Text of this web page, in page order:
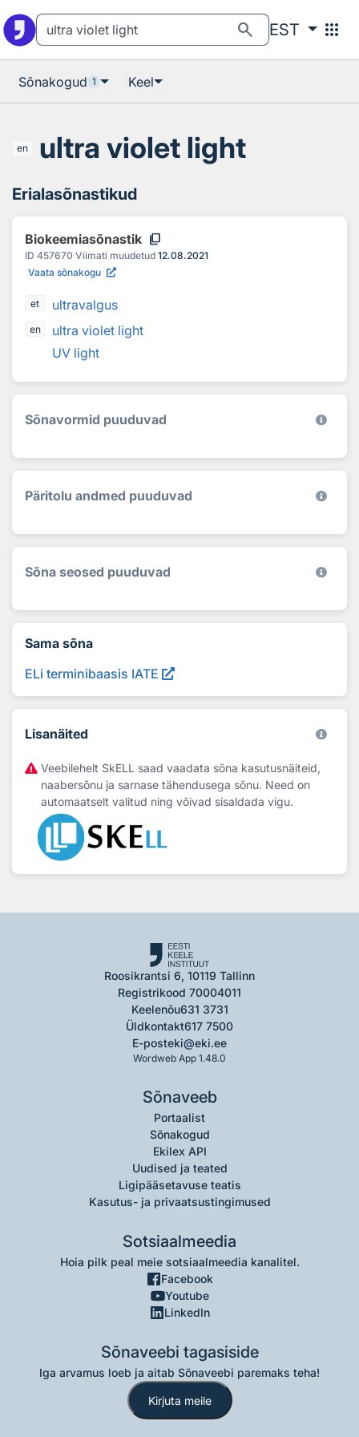
search EST apps
Sõnakogud 1 Keel
en ultra violet light
Erialasõnastikud
Biokeemiasõnastik content_copy
ID 457670 Viimati muudetud 12.08.2021
Vaata sõnakogu
et ultravalgus
en
ultra violet light
UV light
Sõnavormid puuduvad
Päritolu andmed puuduvad
Sõna seosed puuduvad
Sama sõna
ELi terminibaasis IATE
Lisanäited
Veebilehelt SkELL saad vaadata sõna kasutusnäiteid,
naabersõnu ja sarnase tähendusega sõnu. Need on
automaatselt valitud ning võivad sisaldada vigu.
Roosikrantsi 6, 10119 Tallinn
Registrikood 70004011
Keelenõu631 3731
Üldkontakt617 7500
E-posteki@eki.ee
Wordweb App 1.48.0
Sõnaveeb
Portaalist
Sõnakogud
Ekilex API
Uudised ja teated
Ligipääsetavuse teatis
Kasutus- ja privaatsustingimused
Sotsiaalmeedia
Hoia pilk peal meie sotsiaalmeedia kanalitel.
Facebook
Youtube
LinkedIn
Sõnaveebi tagasiside
Iga arvamus loeb ja aitab Sõnaveebi paremaks teha!
Kirjuta meile